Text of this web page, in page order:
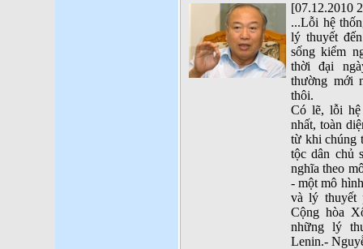
[07.12.2010
...Lỗi hệ
lý thuyết
sống kiểm
thời đại
thường mới
thôi.
Có lẽ, lỗi hệ
nhất, toàn
từ khi chúng
tộc dân chủ
nghĩa theo
- một mô
và lý thuyết
Cộng hòa
những lý
Lenin.-